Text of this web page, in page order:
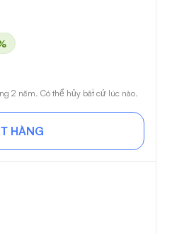
2 năm. Có thể hủy bất cứ lúc nào.
HÀNG